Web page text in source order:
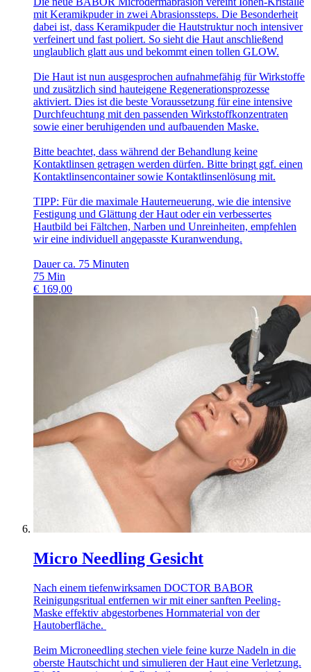
mit Keramikpuder in zwei Abrasionssteps. Die Besonderheit
dabei ist, dass Keramikpuder die Hautstruktur noch intensiver
verfeinert und fast poliert. So sieht die Haut anschließend
unglaublich glatt aus und bekommt einen tollen GLOW.
Die Haut ist nun ausgesprochen aufnahmefähig für Wirkstoffe
und zusätzlich sind hauteigene Regenerationsprozesse
aktiviert. Dies ist die beste Voraussetzung für eine intensive
Durchfeuchtung mit den passenden Wirkstoffkonzentraten
sowie einer beruhigenden und aufbauenden Maske.
Bitte beachtet, dass während der Behandlung keine
Kontaktlinsen getragen werden dürfen. Bitte bringt ggf. einen
Kontaktlinsencontainer sowie Kontaktlinsenlösung mit.
TIPP: Für die maximale Hauterneuerung, wie die intensive
Festigung und Glättung der Haut oder ein verbessertes
Hautbild bei Fältchen, Narben und Unreinheiten, empfehlen
wir eine individuell angepasste Kuranwendung.
Dauer ca. 75 Minuten
75 Min
€ 169,00
Micro Needling Gesicht
Nach einem tiefenwirksamen DOCTOR BABOR
Reinigungsritual entfernen wir mit einer sanften Peeling-
Maske effektiv abgestorbenes Hornmaterial von der
Hautoberfläche.
Beim Microneedling stechen viele feine kurze Nadeln in die
oberste Hautschicht und simulieren der Haut eine Verletzung.